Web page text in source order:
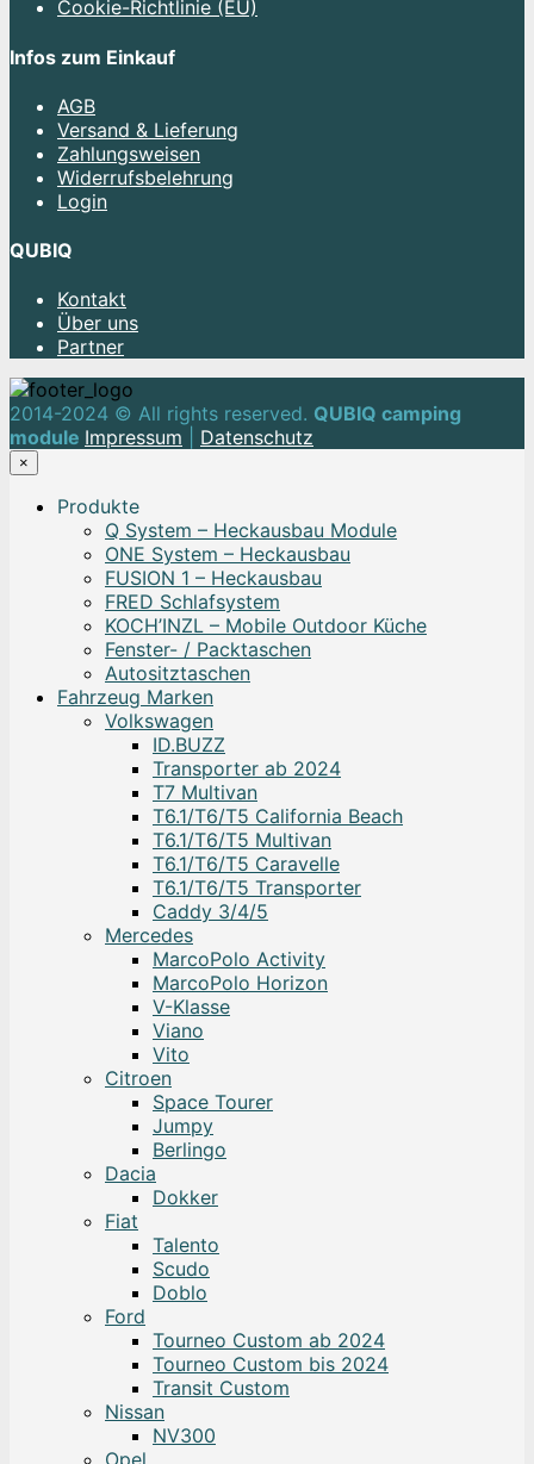
Cookie-Richtlinie (EU)
Infos zum Einkauf
AGB
Versand & Lieferung
Zahlungsweisen
Widerrufsbelehrung
Login
QUBIQ
Kontakt
Über uns
Partner
2014-2024 © All rights reserved. QUBIQ camping
module Impressum Datenschutz
×
Produkte
Q System – Heckausbau Module
ONE System – Heckausbau
FUSION 1 – Heckausbau
FRED Schlafsystem
KOCH’INZL – Mobile Outdoor Küche
Fenster- / Packtaschen
Autositztaschen
Fahrzeug Marken
Volkswagen
ID.BUZZ
Transporter ab 2024
T7 Multivan
T6.1/T6/T5 California Beach
T6.1/T6/T5 Multivan
T6.1/T6/T5 Caravelle
T6.1/T6/T5 Transporter
Caddy 3/4/5
Mercedes
MarcoPolo Activity
MarcoPolo Horizon
V-Klasse
Viano
Vito
Citroen
Space Tourer
Jumpy
Berlingo
Dacia
Dokker
Fiat
Talento
Scudo
Doblo
Ford
Tourneo Custom ab 2024
Tourneo Custom bis 2024
Transit Custom
Nissan
NV300